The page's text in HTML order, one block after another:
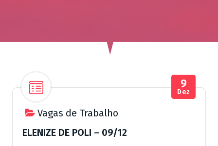
Vagas de Trabalho
9
Dez
ELENIZE DE POLI – 09/12